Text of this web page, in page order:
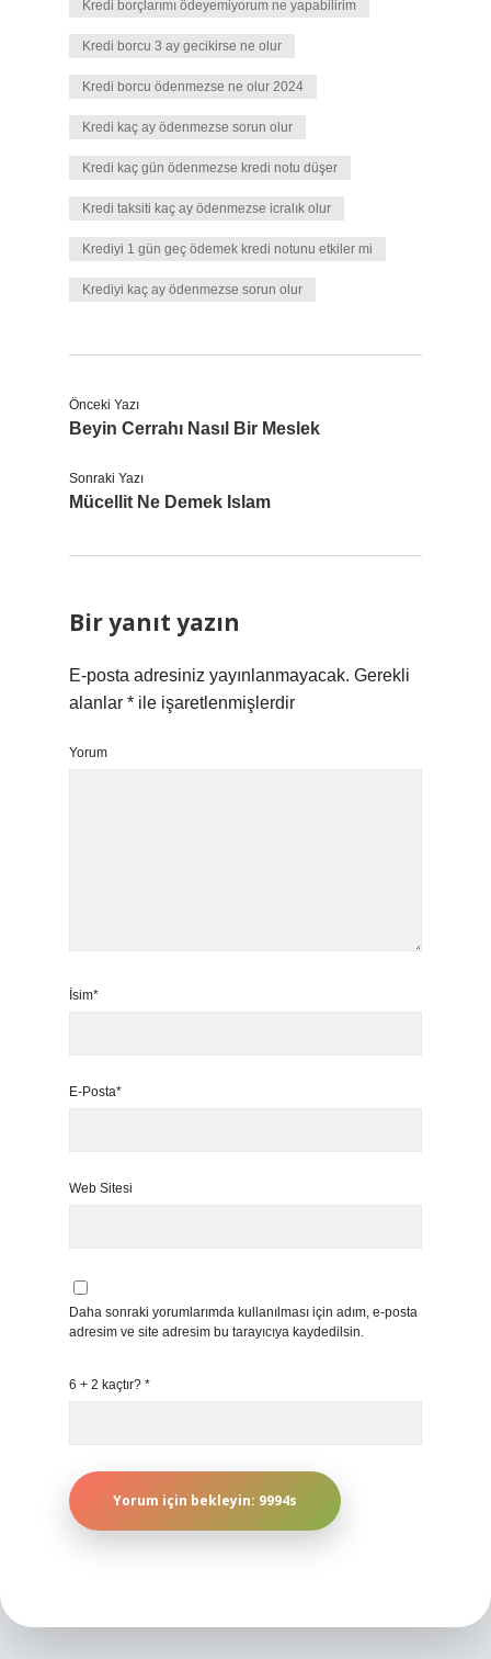
Kredi borçlarımı ödeyemiyorum ne yapabilirim
Kredi borcu 3 ay gecikirse ne olur
Kredi borcu ödenmezse ne olur 2024
Kredi kaç ay ödenmezse sorun olur
Kredi kaç gün ödenmezse kredi notu düşer
Kredi taksiti kaç ay ödenmezse icralık olur
Krediyi 1 gün geç ödemek kredi notunu etkiler mi
Krediyi kaç ay ödenmezse sorun olur
Önceki Yazı
Beyin Cerrahı Nasıl Bir Meslek
Sonraki Yazı
Mücellit Ne Demek Islam
Bir yanıt yazın
E-posta adresiniz yayınlanmayacak. Gerekli
alanlar * ile işaretlenmişlerdir
Yorum
İsim*
E-Posta*
Web Sitesi
Daha sonraki yorumlarımda kullanılması için adım, e-posta
adresim ve site adresim bu tarayıcıya kaydedilsin.
6 + 2 kaçtır? *